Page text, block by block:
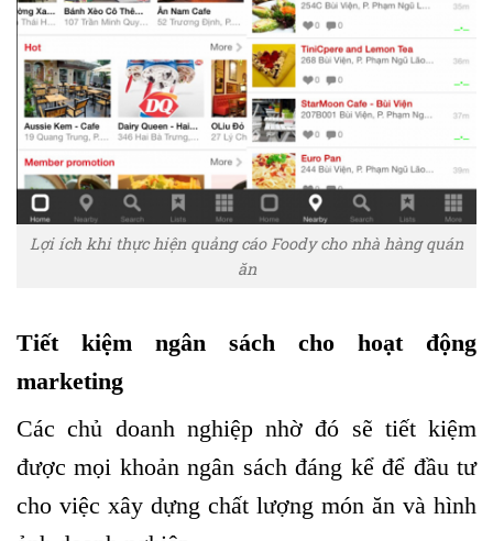
Lợi ích khi thực hiện quảng cáo Foody cho nhà hàng quán
ăn
Tiết kiệm ngân sách cho hoạt động
marketing
Các chủ doanh nghiệp nhờ đó sẽ tiết kiệm
được mọi khoản ngân sách đáng kể để đầu tư
cho việc xây dựng chất lượng món ăn và hình